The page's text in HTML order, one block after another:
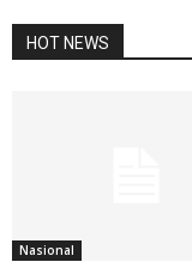
HOT NEWS
Nasional